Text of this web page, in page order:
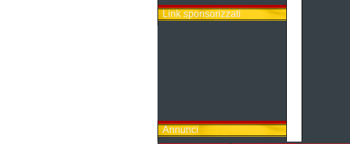
Link sponsorizzati
Annunci